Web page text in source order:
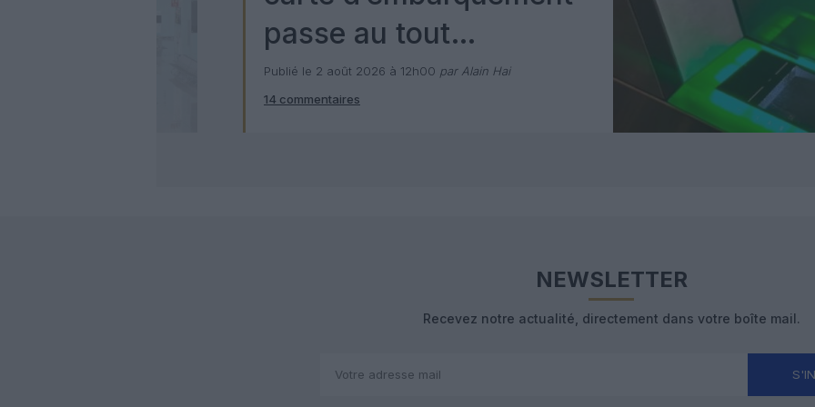
passe au tout
numérique avec Pax
Check
Publié le 2 août 2026 à 12h00 par Alain Hai
14 commentaires
NEWSLETTER
Recevez notre actualité, directement dans votre boîte mail.